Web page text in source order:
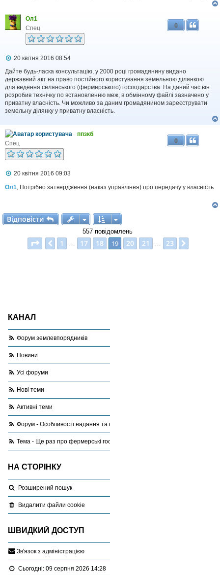
л
е
н
Ол1
Спец
0
П
в
і
д
о
м
л
е
я
20 квітня 2016 08:54
Дайте будь-ласка консультацію, у 2000 році громадянину видано
державний акт на право постійного користування земельною ділянкою
для ведення селянського (фермерського) господарства. На даний час він
розробив технічку по встановленню меж, в обмінному файлі зазначено у
приватну власність. Чи можливо за даним громадянином зареєструвати
земельну ділянку у приватну власність.
ппзкб
Спец
0
П
в
м
л
20 квітня 2016 09:03
Ол1 , Потрібно затвердження (наказ управління) про передачу у власність
Відповісти
Відповісти
557 повідомлень
Сторінка з
Поперед.
1 … 17 18 19 20 21 … 23
КАНАЛ
Форум землевпорядників
Новини
Усі форуми
Нові теми
Активні теми
Форум - Особливості надання та використання земель
Тема - Ще раз про фермерські господарства
НА СТОРІНКУ
Розширений пошук
Видалити файли cookie
ШВИДКИЙ ДОСТУП
Зв'язок з адміністрацією
Сьогодні: 09 серпня 2026 14:28